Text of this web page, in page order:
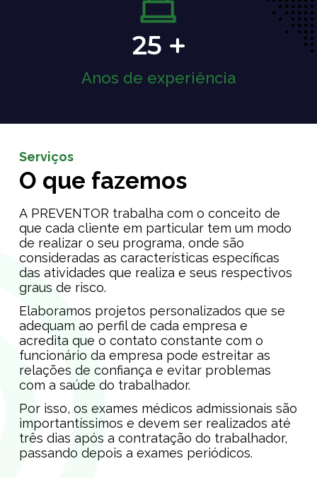
25
Anos de experiência
Serviços
O que fazemos
A PREVENTOR trabalha com o conceito de
que cada cliente em particular tem um modo
de realizar o seu programa, onde são
consideradas as características específicas
das atividades que realiza e seus respectivos
graus de risco.
Elaboramos projetos personalizados que se
adequam ao perfil de cada empresa e
acredita que o contato constante com o
funcionário da empresa pode estreitar as
relações de confiança e evitar problemas
com a saúde do trabalhador.
Por isso, os exames médicos admissionais são
importantíssimos e devem ser realizados até
três dias após a contratação do trabalhador,
passando depois a exames periódicos.